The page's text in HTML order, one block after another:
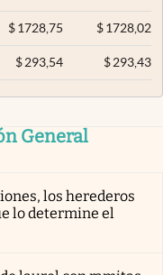
$ 1728,75 $1728,02
$293,54 $293,43
General
los herederos
lo determine el